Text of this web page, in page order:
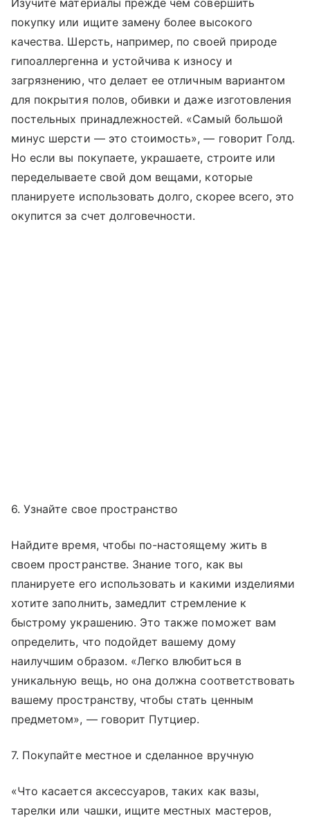
покупку или ищите замену более высокого
качества. Шерсть, например, по своей природе
гипоаллергенна и устойчива к износу и
загрязнению, что делает ее отличным вариантом
для покрытия полов, обивки и даже изготовления
постельных принадлежностей. «Самый большой
минус шерсти — это стоимость», — говорит Голд.
Но если вы покупаете, украшаете, строите или
переделываете свой дом вещами, которые
планируете использовать долго, скорее всего, это
окупится за счет долговечности.
6. Узнайте свое пространство
Найдите время, чтобы по-настоящему жить в
своем пространстве. Знание того, как вы
планируете его использовать и какими изделиями
хотите заполнить, замедлит стремление к
быстрому украшению. Это также поможет вам
определить, что подойдет вашему дому
наилучшим образом. «Легко влюбиться в
уникальную вещь, но она должна соответствовать
вашему пространству, чтобы стать ценным
предметом», — говорит Путциер.
7. Покупайте местное и сделанное вручную
«Что касается аксессуаров, таких как вазы,
тарелки или чашки, ищите местных мастеров,